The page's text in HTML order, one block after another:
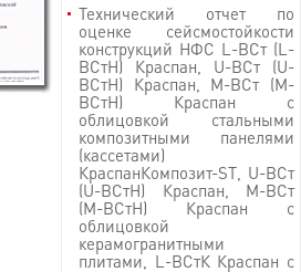
Технический отчет по
оценке сейсмостойкости
конструкций НФС L-ВСт (L-
ВСтН) Краспан, U-ВСт (U-
ВСтН) Краспан, M-ВСт (M-
ВСтН) Краспан c
облицовкой стальными
композитными панелями
(кассетами)
КраспанКомпозит-ST, U-ВСт
(U-ВСтН) Краспан, M-ВСт
(M-ВСтН) Краспан c
облицовкой
керамогранитными
плитами, L-ВСтК Краспан с